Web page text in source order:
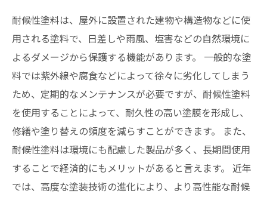
耐候性塗料は、屋外に設置された建物や構造物などに使
用される塗料で、日差しや雨風、塩害などの自然環境に
よるダメージから保護する機能があります。 一般的な塗
料では紫外線や腐食などによって徐々に劣化してしまう
ため、定期的なメンテナンスが必要ですが、耐候性塗料
を使用することによって、耐久性の高い塗膜を形成し、
修繕や塗り替えの頻度を減らすことができます。 また、
耐候性塗料は環境にも配慮した製品が多く、長期間使用
することで経済的にもメリットがあると言えます。 近年
では、高度な塗装技術の進化により、より高性能な耐候